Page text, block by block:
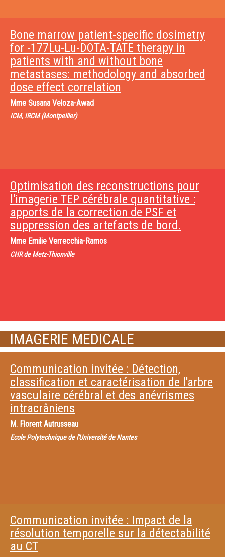
Bone marrow patient-specific dosimetry
for -177Lu-Lu-DOTA-TATE therapy in
patients with and without bone
metastases: methodology and absorbed
dose effect correlation
Mme Susana Veloza-Awad
ICM, IRCM (Montpellier)
Optimisation des reconstructions pour
l'imagerie TEP cérébrale quantitative :
apports de la correction de PSF et
suppression des artefacts de bord.
Mme Emilie Verrecchia-Ramos
CHR de Metz-Thionville
IMAGERIE MEDICALE
Communication invitée : Détection,
classification et caractérisation de l'arbre
vasculaire cérébral et des anévrismes
intracrâniens
M. Florent Autrusseau
Ecole Polytechnique de l'Université de Nantes
Communication invitée : Impact de la
résolution temporelle sur la détectabilité
au CT